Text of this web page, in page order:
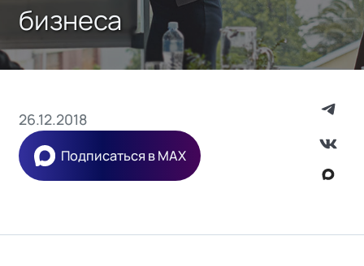
бизнеса
26.12.2018
Подписаться в MAX